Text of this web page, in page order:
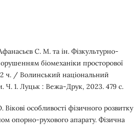
С. М. та ін. Фізкультурно-
біомеханіки просторової
2 ч. / Волинський національний
Ч. 1. Луцьк : Вежа-Друк, 2023. 479 с.
особливості фізичного розвитку
опорно-рухового апарату. Фізична